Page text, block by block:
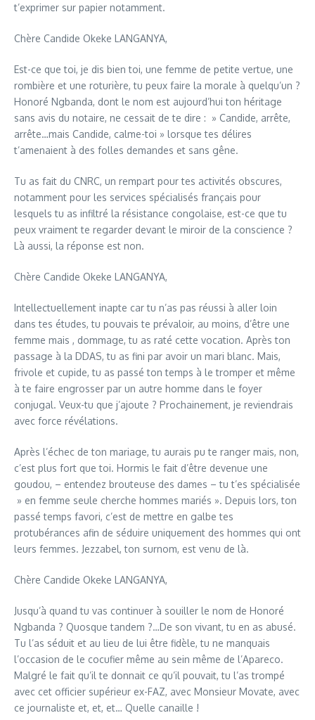
t’exprimer sur papier notamment.
Chère Candide Okeke LANGANYA,
Est-ce que toi, je dis bien toi, une femme de petite vertue, une
rombière et une roturière, tu peux faire la morale à quelqu’un ?
Honoré Ngbanda, dont le nom est aujourd’hui ton héritage
sans avis du notaire, ne cessait de te dire : » Candide, arrête,
arrête…mais Candide, calme-toi » lorsque tes délires
t’amenaient à des folles demandes et sans gêne.
Tu as fait du CNRC, un rempart pour tes activités obscures,
notamment pour les services spécialisés français pour
lesquels tu as infiltré la résistance congolaise, est-ce que tu
peux vraiment te regarder devant le miroir de la conscience ?
Là aussi, la réponse est non.
Chère Candide Okeke LANGANYA,
Intellectuellement inapte car tu n’as pas réussi à aller loin
dans tes études, tu pouvais te prévaloir, au moins, d’être une
femme mais , dommage, tu as raté cette vocation. Après ton
passage à la DDAS, tu as fini par avoir un mari blanc. Mais,
frivole et cupide, tu as passé ton temps à le tromper et même
à te faire engrosser par un autre homme dans le foyer
conjugal. Veux-tu que j’ajoute ? Prochainement, je reviendrais
avec force révélations.
Après l’échec de ton mariage, tu aurais pu te ranger mais, non,
c’est plus fort que toi. Hormis le fait d’être devenue une
goudou, – entendez brouteuse des dames – tu t’es spécialisée
» en femme seule cherche hommes mariés ». Depuis lors, ton
passé temps favori, c’est de mettre en galbe tes
protubérances afin de séduire uniquement des hommes qui ont
leurs femmes. Jezzabel, ton surnom, est venu de là.
Chère Candide Okeke LANGANYA,
Jusqu’à quand tu vas continuer à souiller le nom de Honoré
Ngbanda ? Quosque tandem ?…De son vivant, tu en as abusé.
Tu l’as séduit et au lieu de lui être fidèle, tu ne manquais
l’occasion de le cocufier même au sein même de l’Apareco.
Malgré le fait qu’il te donnait ce qu’il pouvait, tu l’as trompé
avec cet officier supérieur ex-FAZ, avec Monsieur Movate, avec
ce journaliste et, et, et… Quelle canaille !